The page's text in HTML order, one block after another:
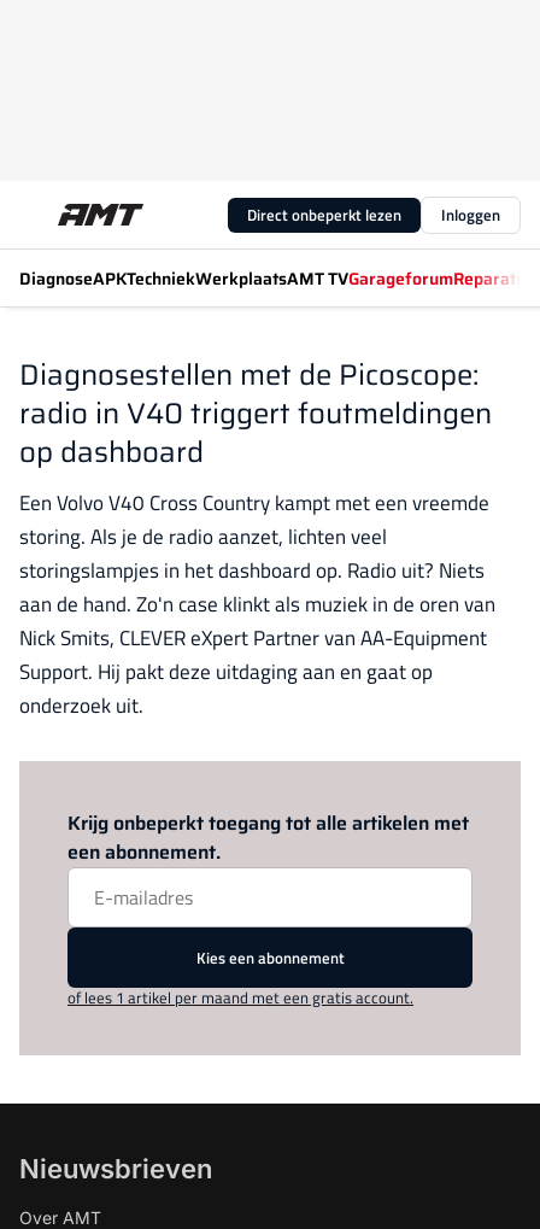
Direct onbeperkt lezen Inloggen
DiagnoseAPKTechniekWerkplaatsAMT TVGarageforum
Diagnosestellen met de Picoscope:
radio in V40 triggert foutmeldingen
op dashboard
Een Volvo V40 Cross Country kampt met een vreemde
storing. Als je de radio aanzet, lichten veel
storingslampjes in het dashboard op. Radio uit? Niets
aan de hand. Zo'n case klinkt als muziek in de oren van
Nick Smits, CLEVER eXpert Partner van AA-Equipment
Support. Hij pakt deze uitdaging aan en gaat op
onderzoek uit.
Krijg onbeperkt toegang tot alle artikelen met
een abonnement.
Kies een abonnement
of lees 1 artikel per maand met een gratis account.
Nieuwsbrieven
Over AMT